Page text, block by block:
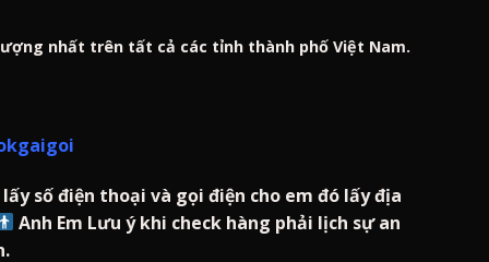
nhất trên tất cả các tỉnh thành phố Việt Nam.
số điện thoại và gọi điện cho em đó lấy địa
Anh Em Lưu ý khi check hàng phải lịch sự an